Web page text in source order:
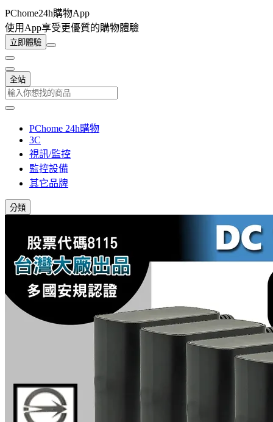
PChome24h購物App
使用App享受更優質的購物體驗
立即體驗
全站
PChome 24h購物
3C
視訊/監控
監控設備
其它品牌
分類